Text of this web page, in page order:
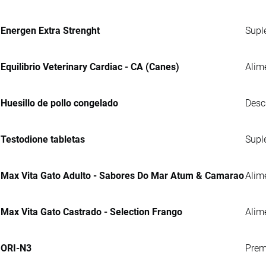
Energen Extra Strenght
Equilibrio Veterinary Cardiac - CA (Canes)
Huesillo de pollo congelado
Testodione tabletas
Max Vita Gato Adulto - Sabores Do Mar Atum & Camarao
Max Vita Gato Castrado - Selection Frango
ORI-N3